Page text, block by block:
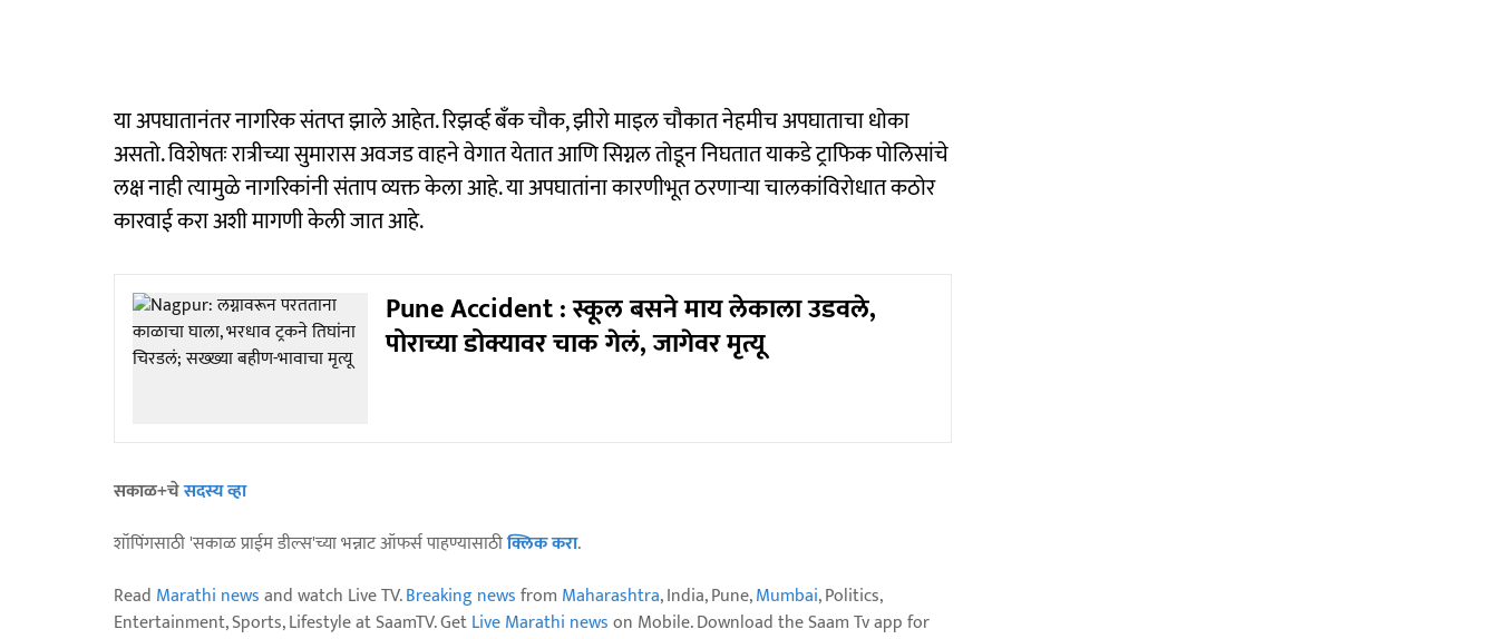
या अपघातानंतर नागरिक संतप्त झाले आहेत. रिझर्व्ह बँक चौक, झीरो माइल चौकात नेहमीच अपघाताचा धोका
असतो. विशेषतः रात्रीच्या सुमारास अवजड वाहने वेगात येतात आणि सिग्नल तोडून निघतात याकडे ट्राफिक पोलिसांचे
लक्ष नाही त्यामुळे नागरिकांनी संताप व्यक्त केला आहे. या अपघातांना कारणीभूत ठरणाऱ्या चालकांविरोधात कठोर
कारवाई करा अशी मागणी केली जात आहे.
Pune Accident : स्कूल बसने माय लेकाला उडवले,
पोराच्या डोक्यावर चाक गेलं, जागेवर मृत्यू
सकाळ+चेसदस्य व्हा
शॉपिंगसाठी 'सकाळ प्राईम डील्स'च्या भन्नाट ऑफर्स पाहण्यासाठीक्लिक करा.
Read Marathi newsand watch Live TV.Breaking newsfrom Maharashtra, India, Pune,Mumbai, Politics,
Entertainment, Sports, Lifestyle at SaamTV. GetLive Marathi newson Mobile. Download the Saam Tv app for